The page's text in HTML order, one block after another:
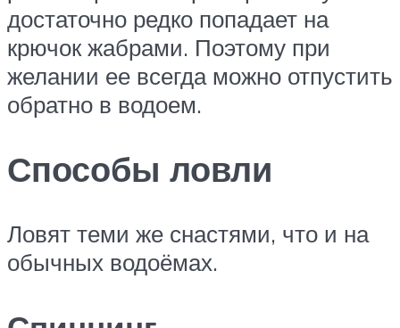
достаточно редко попадает на
крючок жабрами. Поэтому при
желании ее всегда можно отпустить
обратно в водоем.
Способы ловли
Ловят теми же снастями, что и на
обычных водоёмах.